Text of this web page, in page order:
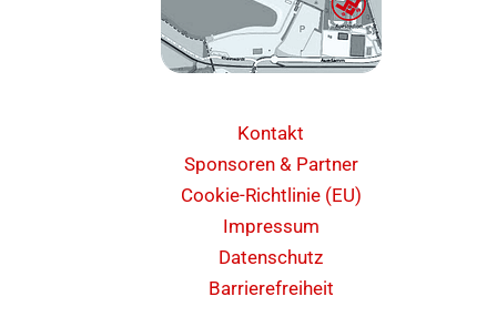
Kontakt
Sponsoren & Partner
Cookie-Richtlinie (EU)
Impressum
Datenschutz
Barrierefreiheit